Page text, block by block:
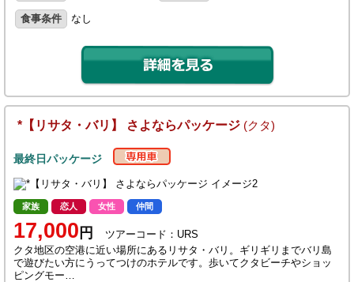
食事条件 なし
*【リサタ・バリ】 さよならパッケージ (クタ)
最終日パッケージ
家族 恋人 女性 仲間
17,000 円
ツアーコード：URS
クタ地区の空港に近い場所にあるリサタ・バリ。ギリギリまでバリ島
で遊びたい方にうってつけのホテルです。歩いてクタビーチやショッ
ピングモー…